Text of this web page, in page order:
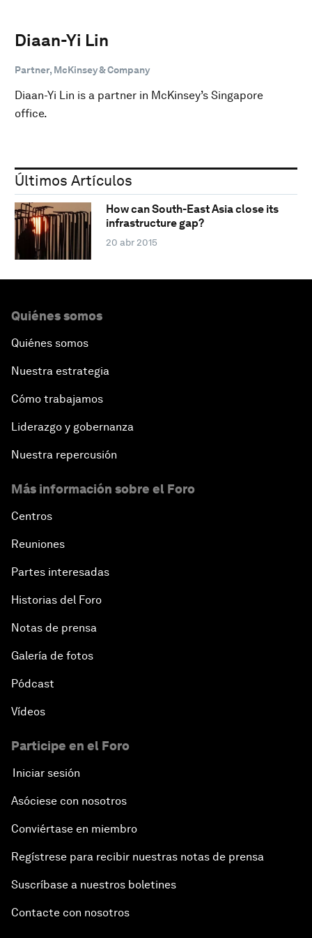
Diaan-Yi Lin
Partner, McKinsey & Company
Diaan-Yi Lin is a partner in McKinsey’s Singapore
office.
Últimos Artículos
How can South-East Asia close its
infrastructure gap?
20 abr 2015
Quiénes somos
Quiénes somos
Nuestra estrategia
Cómo trabajamos
Liderazgo y gobernanza
Nuestra repercusión
Más información sobre el Foro
Centros
Reuniones
Partes interesadas
Historias del Foro
Notas de prensa
Galería de fotos
Pódcast
Vídeos
Participe en el Foro
Iniciar sesión
Asóciese con nosotros
Conviértase en miembro
Regístrese para recibir nuestras notas de prensa
Suscríbase a nuestros boletines
Contacte con nosotros